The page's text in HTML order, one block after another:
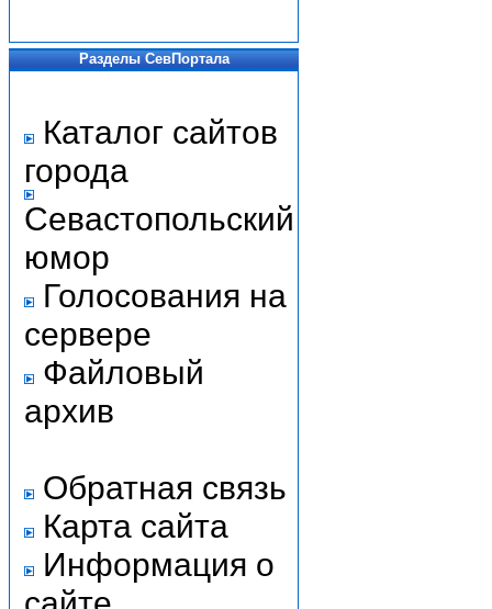
Разделы СевПортала
Каталог сайтов
города
Севастопольский
юмор
Голосования на
сервере
Файловый
архив
Обратная связь
Карта сайта
Информация о